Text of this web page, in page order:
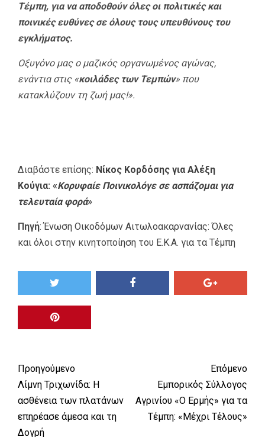
Τέμπη, για να αποδοθούν όλες οι πολιτικές και
ποινικές ευθύνες σε όλους τους υπευθύνους του
εγκλήματος.
Οξυγόνο μας ο μαζικός οργανωμένος αγώνας,
ενάντια στις «κοιλάδες των Τεμπών» που
κατακλύζουν τη ζωή μας!».
Διαβάστε επίσης: Νίκος Κορδόσης για Αλέξη
Κούγια: «Κορυφαίε Ποινικολόγε σε ασπάζομαι για
τελευταία φορά»
Πηγή:Ένωση Οικοδόμων Αιτωλοακαρνανίας: Όλες
και όλοι στην κινητοποίηση του Ε.Κ.Α. για τα Τέμπη
Προηγούμενο
Λίμνη Τριχωνίδα: Η
ασθένεια των πλατάνων
επηρέασε άμεσα και τη
Δογρή
Επόμενο
Εμπορικός Σύλλογος
Αγρινίου «Ο Ερμής» για τα
Τέμπη: «Μέχρι Τέλους»